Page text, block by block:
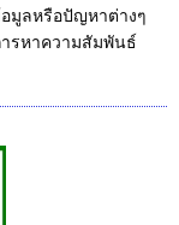
มูลหรือปัญหาต่างๆ
ารหาความสัมพันธ์